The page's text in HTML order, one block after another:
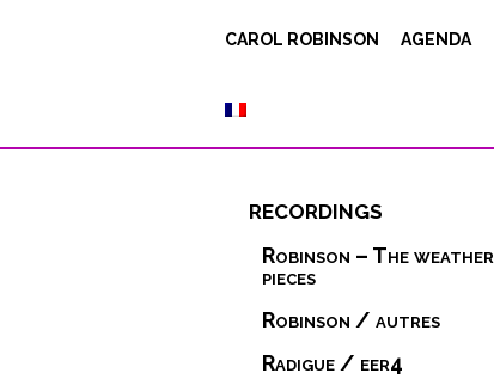
CAROL ROBINSON AGENDA
recordings
Radigue / eer4
Robinson / autres
Robinson – The weather
pieces